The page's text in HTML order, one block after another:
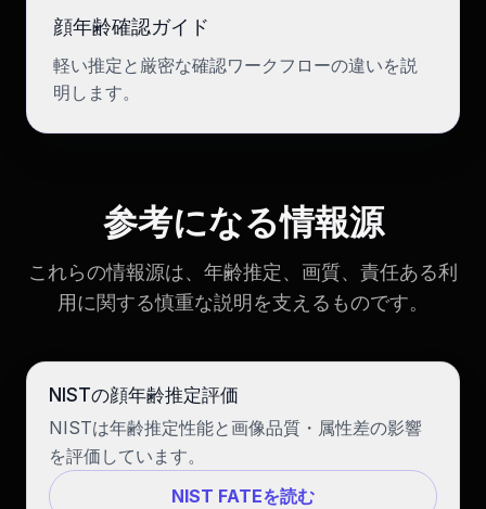
顔年齢確認ガイド
軽い推定と厳密な確認ワークフローの違いを説
明します。
参考になる情報源
これらの情報源は、年齢推定、画質、責任ある利
用に関する慎重な説明を支えるものです。
NISTの顔年齢推定評価
NISTは年齢推定性能と画像品質・属性差の影響
を評価しています。
NIST FATEを読む